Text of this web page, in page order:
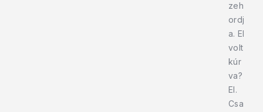
zeh
ordj
a. El
volt
kúr
va?
El.
Csa